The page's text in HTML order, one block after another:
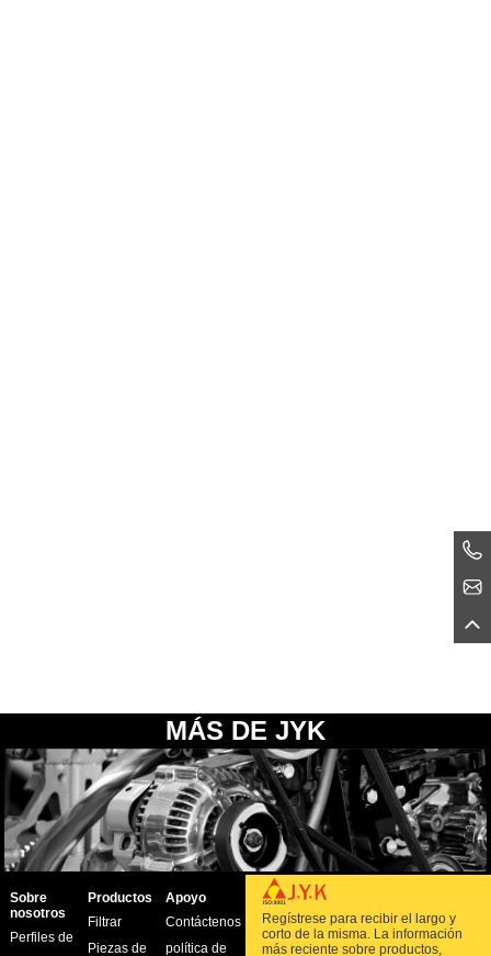
MÁS DE JYK
Sobre
nosotros
Perfiles de
Productos
Filtrar
Piezas de
Apoyo
Contáctenos
política de
Regístrese para recibir el largo y
corto de la misma. La información
más reciente sobre productos,